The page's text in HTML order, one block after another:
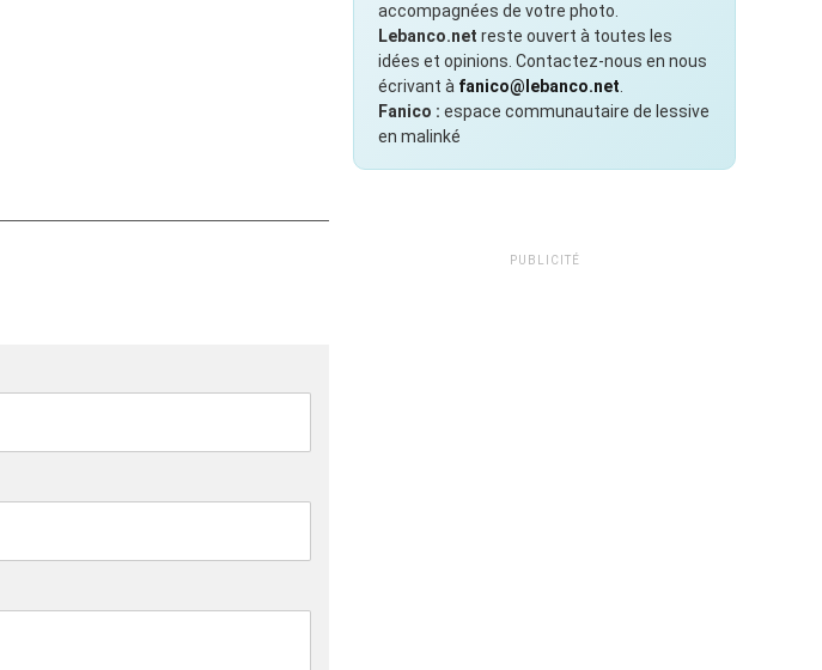
accompagnées de votre photo.
Lebanco.net reste ouvert à toutes les
idées et opinions. Contactez-nous en nous
écrivant à fanico@lebanco.net
Fanico : espace communautaire de lessive
en malinké
PUBLICITÉ